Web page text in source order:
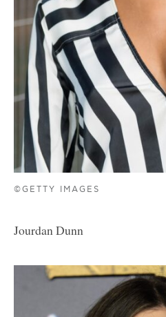
©GETTY IMAGES
Jourdan Dunn